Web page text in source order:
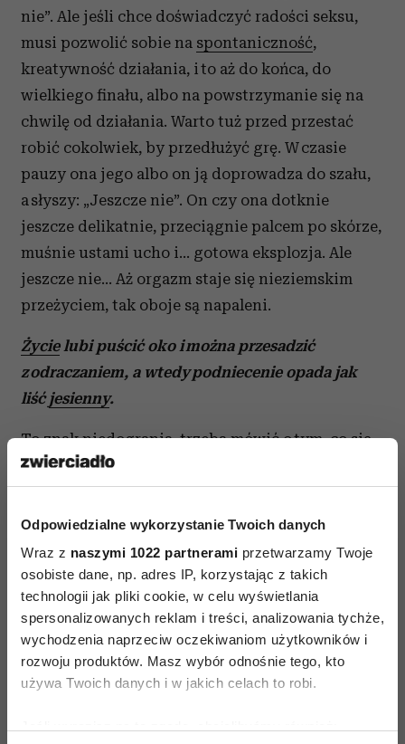
Odpowiedzialne wykorzystanie Twoich danych
Wraz z naszymi 1022 partnerami przetwarzamy Twoje
osobiste dane, np. adres IP, korzystając z takich
technologii jak pliki cookie, w celu wyświetlania
spersonalizowanych reklam i treści, analizowania tychże,
wychodzenia naprzeciw oczekiwaniom użytkowników i
rozwoju produktów. Masz wybór odnośnie tego, kto
używa Twoich danych i w jakich celach to robi.
nie”. Ale jeśli chce doświadczyć radości seksu,
musi pozwolić sobie na spontaniczność,
kreatywność działania, i to aż do końca, do
wielkiego finału, albo na powstrzymanie się na
chwilę od działania. Warto tuż przed przestać
robić cokolwiek, by przedłużyć grę. W czasie
pauzy ona jego albo on ją doprowadza do szału,
a słyszy: „Jeszcze nie”. On czy ona dotknie
jeszcze delikatnie, przeciągnie palcem po skórze,
muśnie ustami ucho i… gotowa eksplozja. Ale
jeszcze nie… Aż orgazm staje się nieziemskim
przeżyciem, tak oboje są napaleni.
Życielubi puścić oko i można przesadzić
z odraczaniem, a wtedy podniecenie opada jak
liśćjesienny.
To znak niedogrania, trzeba mówić o tym, co się
dzieje. A jeśli „to” się stanie, chwilę się
poprzytulać, pocałować, zapewnić, że wszystko
gra, popatrzeć w oczy, popieścić. Nie poganiać
się, nie przyspieszać na siłę. Powoli znów do
przodu. Aż oboje się tak rozbudzą, że obudzi się
w nich całe bogactwo przeżyć. No i jeśli to się uda
– para może natrafić na pewien próg – otóż jeśli
on grą wstępną, pieszczotami, zachwytem,
swoim zapałem obudzi jej całe bogactwo
może krzyczeć, wić się, płakać… A mężczyzna